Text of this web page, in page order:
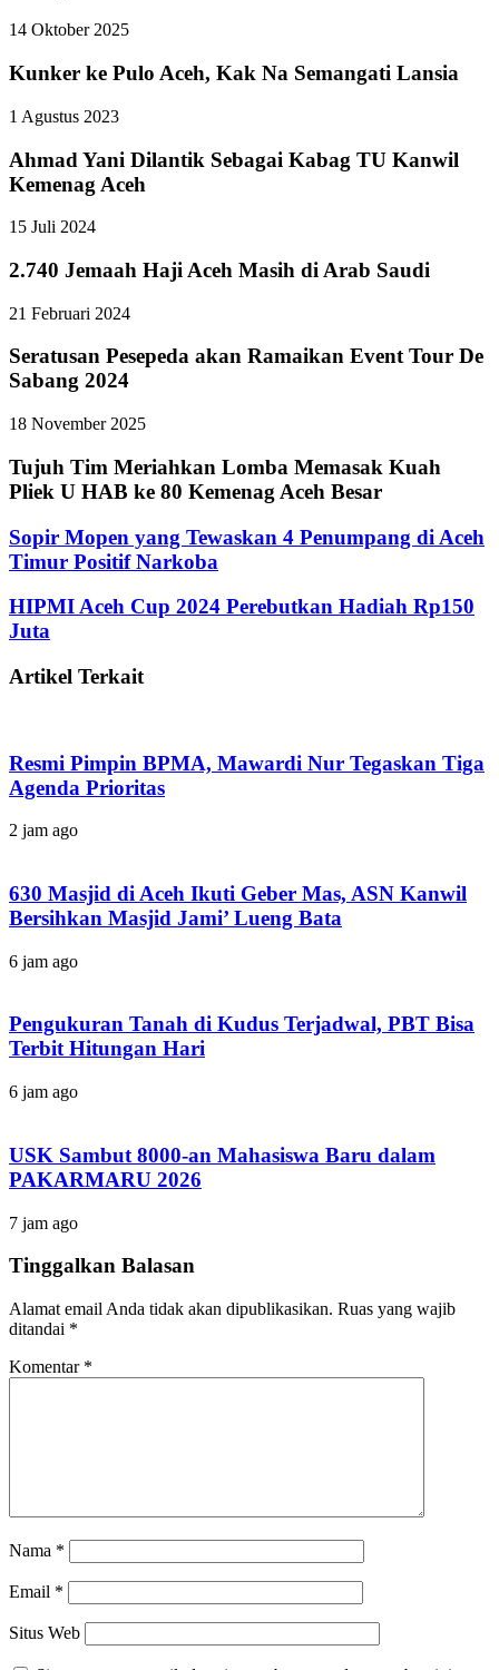
14 Oktober 2025
Kunker ke Pulo Aceh, Kak Na Semangati Lansia
1 Agustus 2023
Ahmad Yani Dilantik Sebagai Kabag TU Kanwil
Kemenag Aceh
15 Juli 2024
2.740 Jemaah Haji Aceh Masih di Arab Saudi
21 Februari 2024
Seratusan Pesepeda akan Ramaikan Event Tour De
Sabang 2024
18 November 2025
Tujuh Tim Meriahkan Lomba Memasak Kuah
Pliek U HAB ke 80 Kemenag Aceh Besar
Sopir Mopen yang Tewaskan 4 Penumpang di Aceh
Timur Positif Narkoba
HIPMI Aceh Cup 2024 Perebutkan Hadiah Rp150
Juta
Artikel Terkait
Resmi Pimpin BPMA, Mawardi Nur Tegaskan Tiga
Agenda Prioritas
2 jam ago
630 Masjid di Aceh Ikuti Geber Mas, ASN Kanwil
Bersihkan Masjid Jami’ Lueng Bata
6 jam ago
Pengukuran Tanah di Kudus Terjadwal, PBT Bisa
Terbit Hitungan Hari
6 jam ago
USK Sambut 8000-an Mahasiswa Baru dalam
PAKARMARU 2026
7 jam ago
Tinggalkan Balasan
Alamat email Anda tidak akan dipublikasikan. Ruas yang wajib
ditandai *
Komentar *
Nama *
Email *
Situs Web